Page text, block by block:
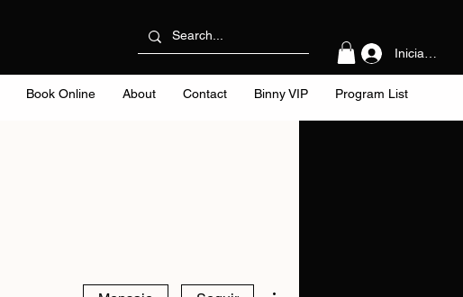
Iniciar
Book Online About Contact Binny VIP Program List